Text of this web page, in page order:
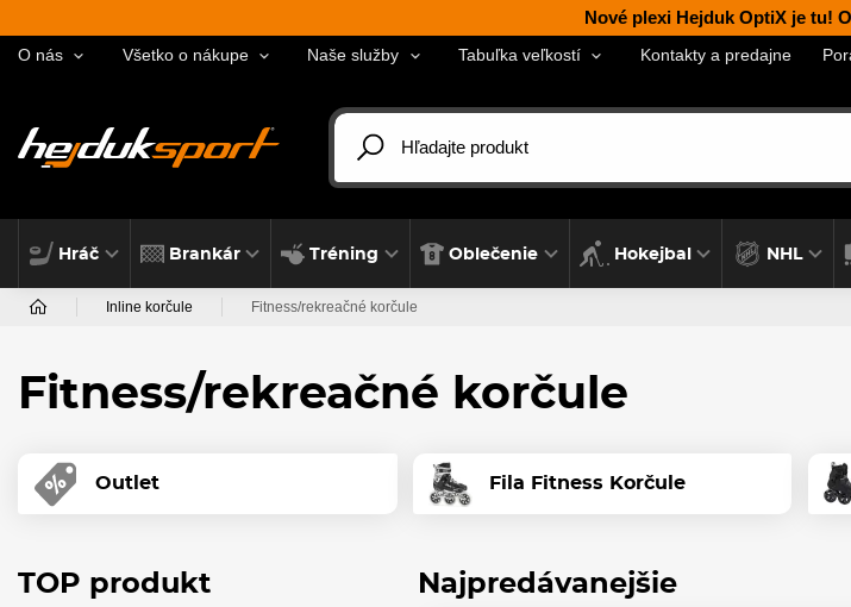
Nové plexi Hejduk OptiX je tu!
O nás Všetko o nákupe Naše služby Tabuľka veľkostí Kontakty a predajne
Hráč Brankár Tréning Oblečenie Hokejbal NHL
Inline korčule Fitness/rekreačné korčule
Fitness/rekreačné korčule
Outlet Fila Fitness Korčule
TOP produkt Najpredávanejšie